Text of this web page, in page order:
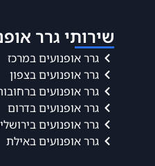
שירותי גרר
גרר אופנועים במרכז
גרר אופנועים בצפון
גרר אופנועים
גרר אופנועים בדרום
גרר אופנועים
גרר אופנועים באילת